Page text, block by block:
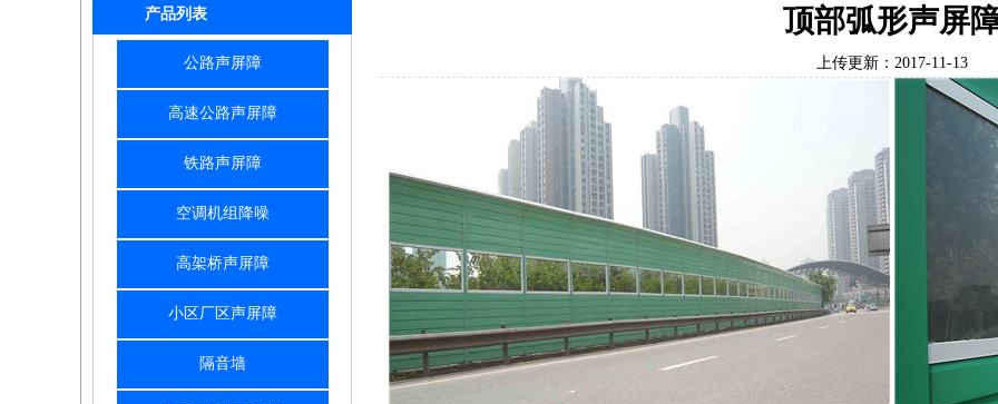
产品列表
公路声屏障
高速公路声屏障
铁路声屏障
空调机组降噪
高架桥声屏障
小区厂区声屏障
隔音墙
顶部弧形声屏
上传更新：2017-11-13